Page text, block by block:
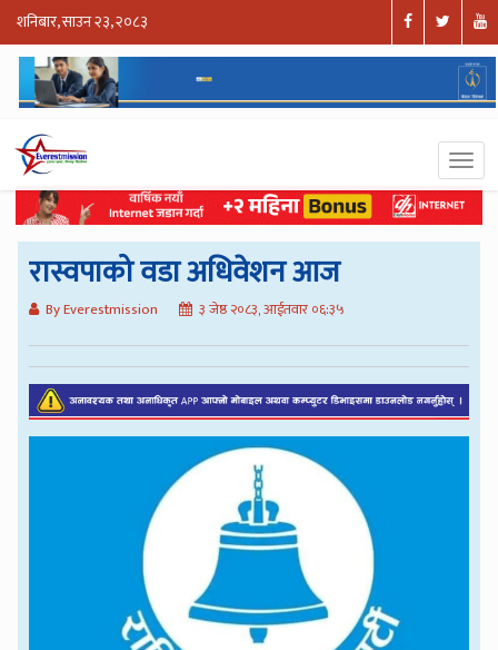
शनिबार, साउन २३, २०८३
रास्वपाको वडा अधिवेशन आज
By Everestmission ३ जेष्ठ २०८३, आईतवार ०६:३५